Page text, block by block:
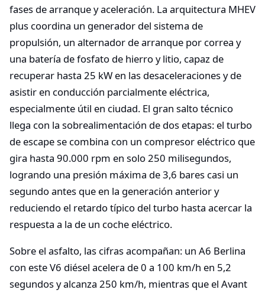
fases de arranque y aceleración. La arquitectura MHEV
plus coordina un generador del sistema de
propulsión, un alternador de arranque por correa y
una batería de fosfato de hierro y litio, capaz de
recuperar hasta 25 kW en las desaceleraciones y de
asistir en conducción parcialmente eléctrica,
especialmente útil en ciudad. El gran salto técnico
llega con la sobrealimentación de dos etapas: el turbo
de escape se combina con un compresor eléctrico que
gira hasta 90.000 rpm en solo 250 milisegundos,
logrando una presión máxima de 3,6 bares casi un
segundo antes que en la generación anterior y
reduciendo el retardo típico del turbo hasta acercar la
respuesta a la de un coche eléctrico.
Sobre el asfalto, las cifras acompañan: un A6 Berlina
con este V6 diésel acelera de 0 a 100 km/h en 5,2
segundos y alcanza 250 km/h, mientras que el Avant